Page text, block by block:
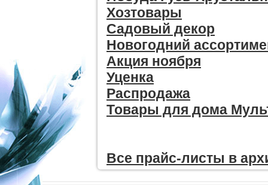
Хозтовары
Садовый декор
Новогодний
Акция ноября
Уценка
Распродажа
Товары для дома
Все прайc-листы в